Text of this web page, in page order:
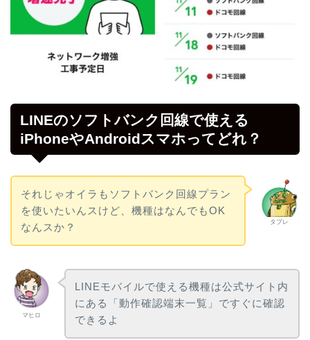
LINEのソフトバンク回線で使える
iPhoneやAndroidスマホってどれ？
タブレ
それじゃオイラもソフトバンク回線プラン
を使いたいんスけど、機種はなんでもOK
なんスか？
マヒロ
LINEモバイルで使える機種は公式サイト内
にある「動作確認端末一覧」ですぐに確認
できるよ